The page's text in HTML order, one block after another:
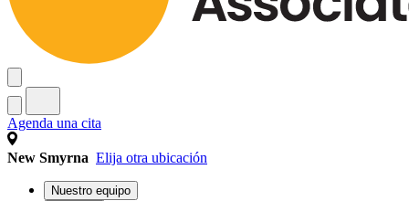
Agenda una cita
New Smyrna Elija otra ubicación
Nuestro equipo